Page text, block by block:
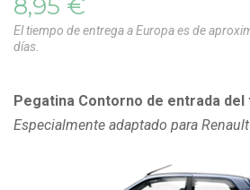
8,95 €
El tiempo de entrega a Europa es de
días.
Pegatina Contorno de entrada del
Especialmente adaptado para